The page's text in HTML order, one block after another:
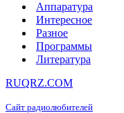
Аппаратура
Интересное
Разное
Программы
Литература
RUQRZ.COM
Сайт радиолюбителей